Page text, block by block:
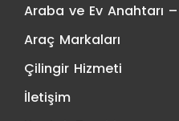
Araba ve Ev Anahtarı
Araç Markaları
Çilingir Hizmeti
İletişim